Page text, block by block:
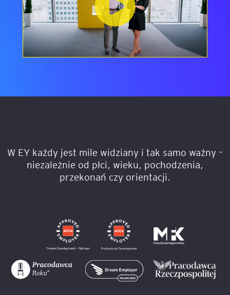
W EY każdy jest mile widziany i tak samo ważny –
niezależnie od płci, wieku, pochodzenia,
przekonań czy orientacji.